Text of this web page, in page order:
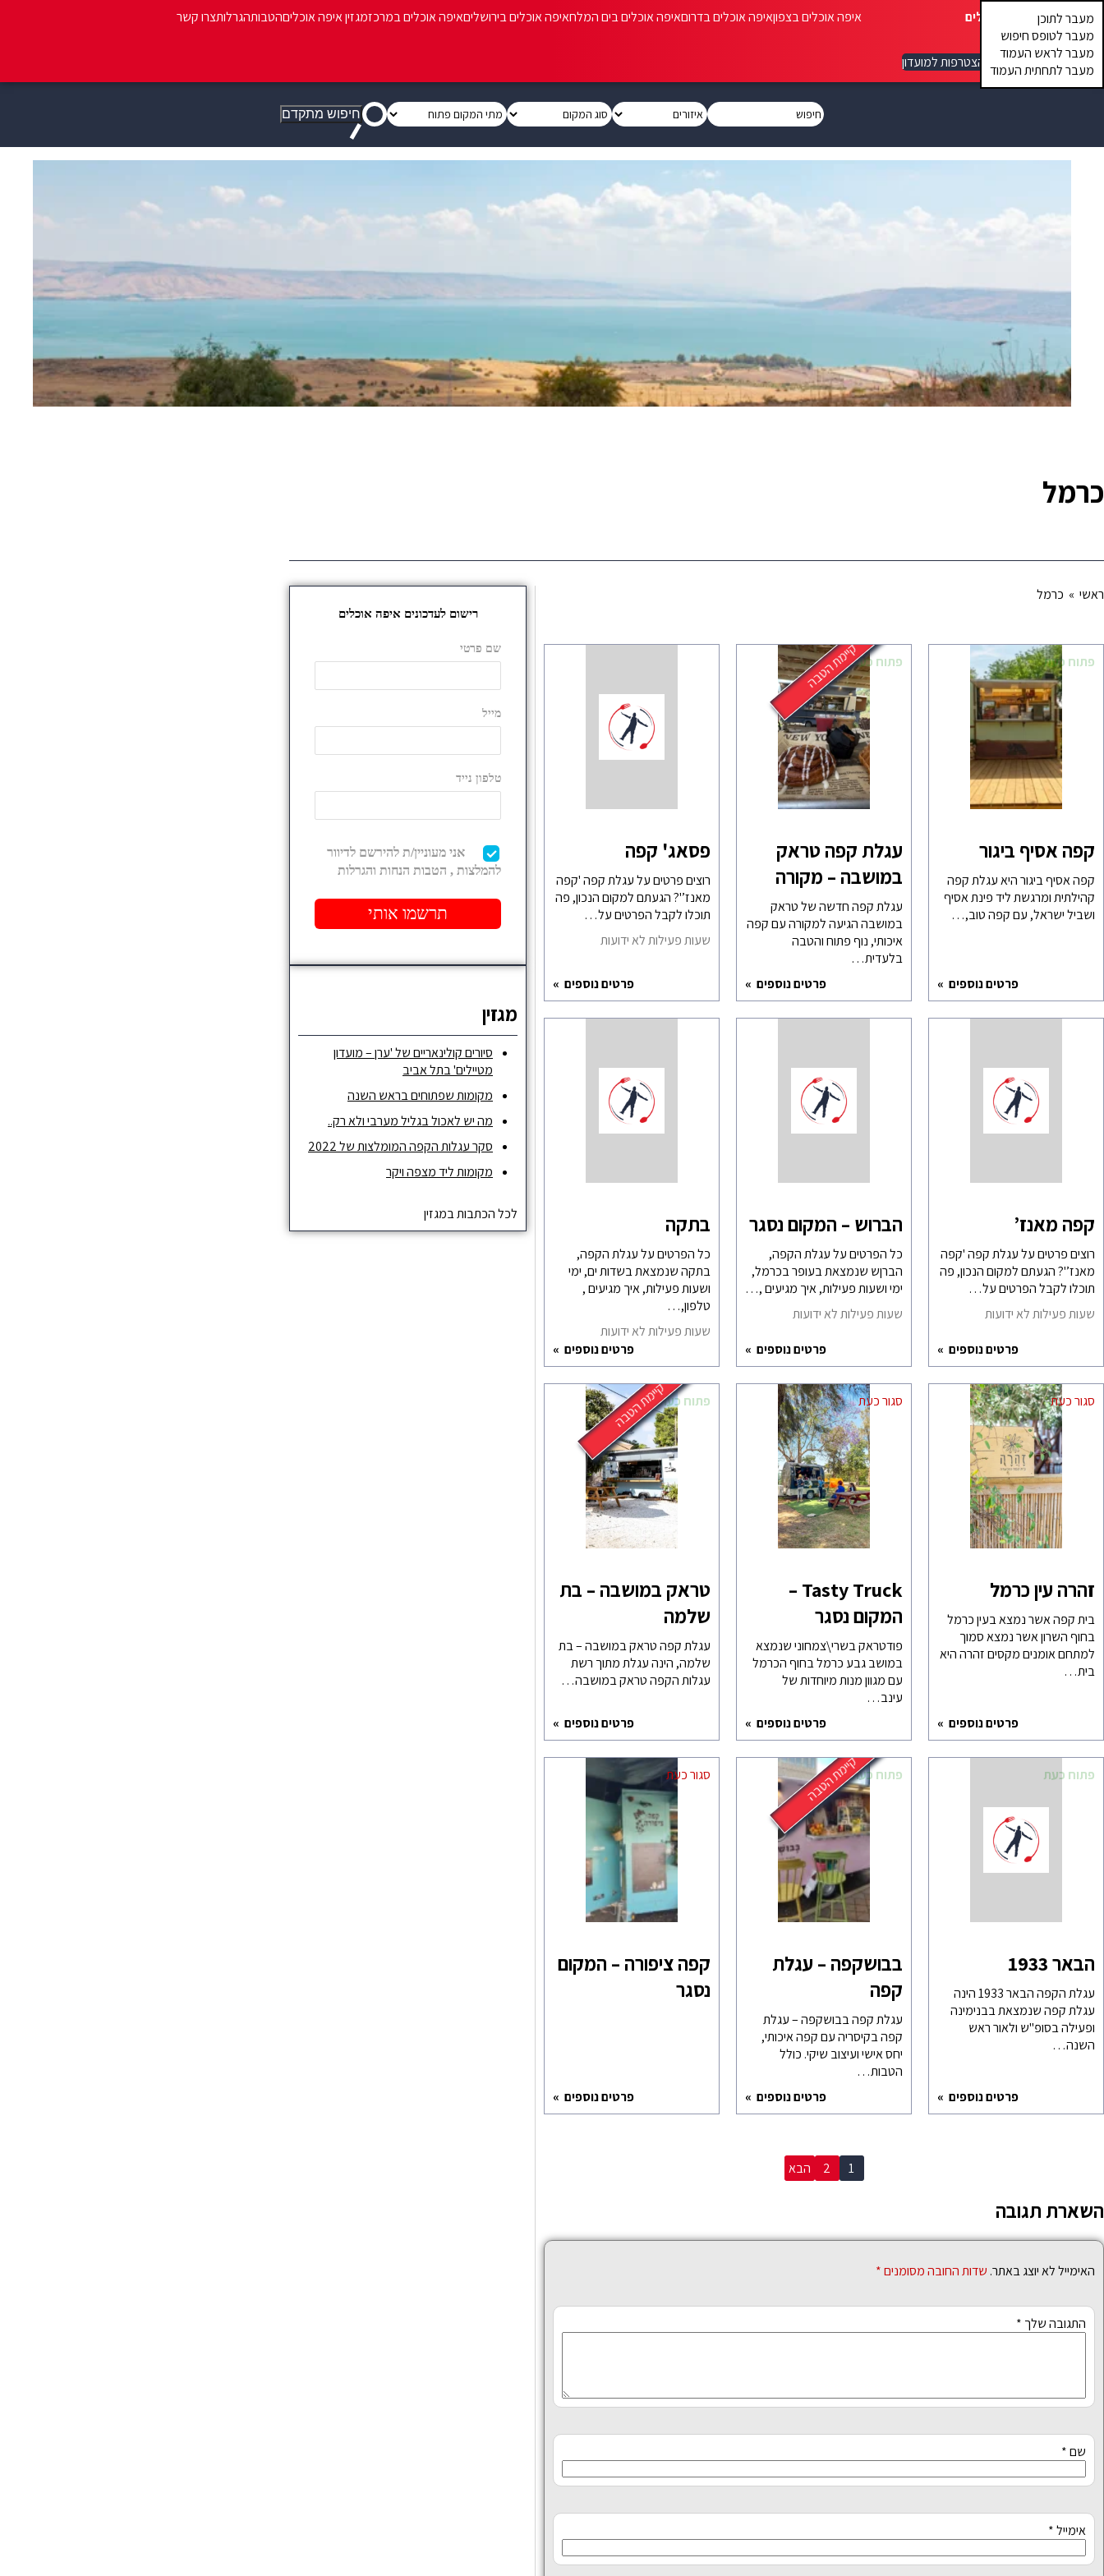
מעבר לתוכן
מעבר לטופס חיפוש
מעבר לראש העמוד
מעבר לתחתית העמוד
איפה אוכלים איפה אוכלים בצפוןאיפה אוכלים בדרוםאיפה אוכלים בים המלחאיפה אוכלים בירושליםאיפה אוכלים במרכזמגזין איפה אוכליםהטבותהגרלותצרו קשר
הצטרפות למועדון
חיפוש מתקדם
כרמל
ראשי » כרמל
קפה אסיף ביגור
קפה אסיף ביגור היא עגלת קפה
קהילתית ומרגשת ליד פינת אסיף
ושביל ישראל, עם קפה טוב,…
פתוח כעת
פרטים נוספים
קיימת הטבה
עגלת קפה טראק
במושבה – מקורה
עגלת קפה חדשה של טראק
במושבה הגיעה למקורה עם קפה
איכותי, נוף פתוח והטבה
בלעדית…
פתוח כעת
פרטים נוספים
פסאג' קפה
רוצים פרטים על עגלת קפה 'קפה
מאנז’'? הגעתם למקום הנכון, פה
תוכלו לקבל הפרטים על…
שעות פעילות לא ידועות
פרטים נוספים
קפה מאנז’
רוצים פרטים על עגלת קפה 'קפה
מאנז’'? הגעתם למקום הנכון, פה
תוכלו לקבל הפרטים על…
שעות פעילות לא ידועות
פרטים נוספים
הברוש – המקום נסגר
כל הפרטים על עגלת הקפה,
הברןש שנמצאת בעופר בכרמל,
ימי ושעות פעילות, איך מגיעים ,…
שעות פעילות לא ידועות
פרטים נוספים
בתקה
כל הפרטים על עגלת הקפה,
בתקה שנמצאת בשדות ים, ימי
ושעות פעילות, איך מגיעים ,
טלפון,…
שעות פעילות לא ידועות
פרטים נוספים
זהרה עין כרמל
בית קפה אשר נמצא בעין כרמל
בחוף השרון אשר נמצא סמוך
למתחם אומנים מקסים זהרה היא
בית…
סגור כעת
פרטים נוספים
Tasty Truck –
המקום נסגר
פודטראק בשרי\צמחוני שנמצא
במושב גבע כרמל בחוף הכרמל
עם מגוון מנות מיוחדות של
עינב…
סגור כעת
פרטים נוספים
קיימת הטבה
טראק במושבה – בת
שלמה
עגלת קפה טראק במושבה – בת
שלמה, הינה עגלת מתוך רשת
עגלות הקפה טראק במושבה…
פתוח כעת
פרטים נוספים
עגלת הקפה ‎הבאר 1933 הינה
עגלת קפה שנמצאת בבנימינה
ופעילה בסופ"ש ולאור ראש
השנה…
פתוח כעת
פרטים נוספים
קיימת הטבה
בבושקפה – עגלת
קפה
עגלת קפה בבושקפה – עגלת
קפה בקיסריה עם קפה איכותי,
יחס אישי ועיצוב שיקי. כולל
הטבות…
פתוח כעת
פרטים נוספים
קפה ציפורה – המקום
נסגר
סגור כעת
פרטים נוספים
1
2 הבא
השארת תגובה
האימייל לא יוצג באתר. שדות החובה מסומנים*
התגובה שלך *
שם*
אימייל*
מגזין
סיורים קולינאריים של 'ערן – מועדון
מטיילים' בתל אביב
מקומות שפתוחים בראש השנה
מה יש לאכול בגליל מערבי ולא רק..
סקר עגלות הקפה המומלצות של 2022
מקומות ליד מצפה ויקר
לכל הכתבות במגזין